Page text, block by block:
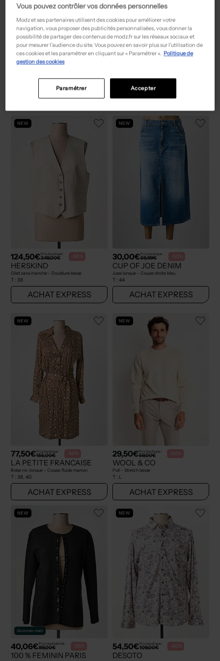
77,50€Prix boutique :
155,00€
Chemisier - Coupe fluide bleu
ACHAT EXPRESS
Chemisier vert
36, 38
ACHAT EXPRESS
NEW
124,50€Prix boutique :
249,00€ -50%
HERSKIND
Gilet sans manche - Doublure beige
T : 38
ACHAT EXPRESS
NEW
30,00€Prix boutique :
59,99€ -50%
CUP OF JOE DENIM
Jupe longue - Coupe droite bleu
T : 44
ACHAT EXPRESS
NEW
77,50€Prix boutique :
155,00€ -50%
LA PETITE FRANCAISE
Robe mi-longue - Coupe fluide marron
T : 38, 40
ACHAT EXPRESS
NEW
29,50€Prix boutique :
59,00€ -50%
WOOL & CO
Pull - Stretch beige
T : L
ACHAT EXPRESS
NEW
Seconde main
40,06€Prix neuf estimé :
89,00€ -55%
100 % FEMININ PARIS
NEW
54,50€Prix boutique :
109,00€ -50%
DESOTO
Vous pouvez contrôler vos données personnelles
Modz et ses partenaires utilisent des cookies pour améliorer votre
navigation, vous proposer des publicités personnalisées, vous donner la
possibilité de partager des contenus de modz.fr sur les réseaux sociaux et
pour mesurer l’audience du site. Vous pouvez en savoir plus sur l’utilisation de
ces cookies et les paramétrer en cliquant sur « Paramétrer ». Politique de
gestion des cookies
Accepter
Paramétrer